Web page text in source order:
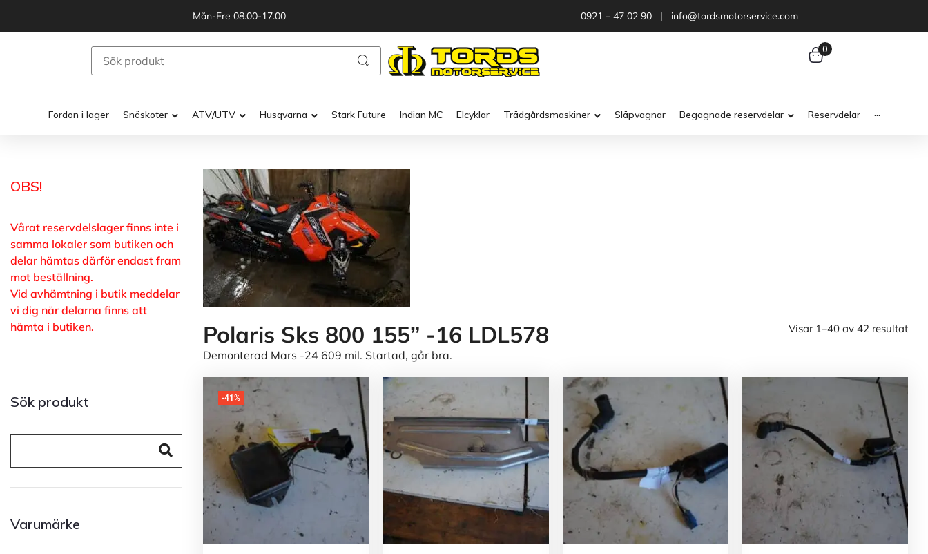
Mån-Fre 08.00-17.00 0921 – 47 02 90 | info@tordsmotorservice.com
0
Fordon i lager Snöskoter ATV/UTV Husqvarna Stark Future Indian MC Elcyklar Trädgårdsmaskiner Släpvagnar Begagnade reservdelar Reservdelar ···
OBS!
Vårat reservdelslager finns inte i
samma lokaler som butiken och
delar hämtas därför endast fram
mot beställning.
Vid avhämtning i butik meddelar
vi dig när delarna finns att
hämta i butiken.
Sök produkt
Varumärke
Polaris Sks 800 155” -16 LDL578 Visar 1–40 av 42 resultat
Demonterad Mars -24 609 mil. Startad, går bra.
-41%